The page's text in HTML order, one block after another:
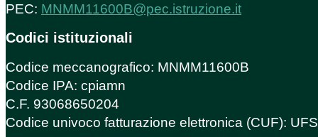
PEC: MNMM11600B@pec.istruzione.it
Codici istituzionali
Codice meccanografico: MNMM11600B
Codice IPA: cpiamn
C.F. 93068650204
Codice univoco fatturazione elettronica (CUF):